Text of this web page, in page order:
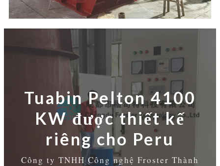
Tuabin Pelton 4100
KW được thiết kế
riêng cho Peru
Công ty TNHH Công nghệ Froster Thành